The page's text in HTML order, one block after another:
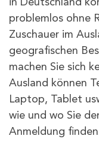
problemlos ohne
Zuschauer im
geografischen
machen Sie sich
Ausland können
Laptop, Tablet
wie und wo Sie
Anmeldung